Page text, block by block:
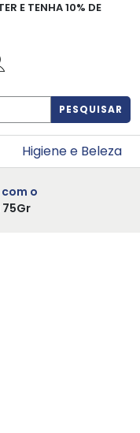
E TENHA 10% DE
PESQUISAR
Higiene e Beleza
o